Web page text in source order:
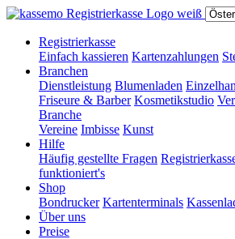
Registrierkasse
Einfach kassieren Kartenzahlungen
Branchen
Dienstleistung Blumenladen
Friseure & Barber Kosmetikstudio
Branche
Vereine Imbisse Kunst
Hilfe
Häufig gestellte Fragen
funktioniert's
Shop
Bondrucker Kartenterminals
Über uns
Preise